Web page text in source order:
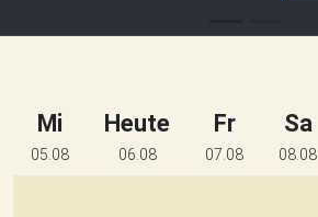
Mi
05.08
Heute
06.08
Fr
07.08
Sa
08.08